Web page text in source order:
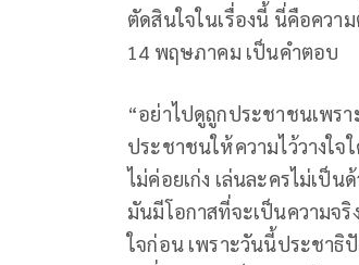
ตัดสินใจในเรื่องนี้ นี่คือควา
14 พฤษภาคม เป็นคำตอบ
“อย่าไปดูถูกประชาชนเพร
ประชาชนให้ความไว้วางใจ
ไม่ค่อยเก่ง เล่นละครไม่เป็
มันมีโอกาสที่จะเป็นความจ
ใจก่อน เพราะวันนี้ประชาธิ